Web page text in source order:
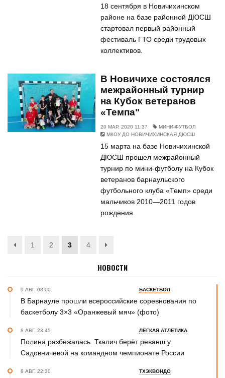
18 сентября в Новичихинском
районе на базе районной ДЮСШ
стартовал первый районный
фестиваль ГТО среди трудовых
коллективов.
В Новичихе состоялся
межрайонный турнир
на Кубок ветеранов
«Темпа"
20 МАР. 2020 11:37
МИНИ-ФУТБОЛ
МКОУ ДО НОВИЧИХИНСКАЯ ДЮСШ
15 марта на базе Новичихинской
ДЮСШ прошел межрайонный
турнир по мини-футболу на Кубок
ветеранов барнаульского
футбольного клуба «Темп» среди
мальчиков 2010—2011 годов
рождения.
1 2 3 4
НОВОСТИ
9 АВГ. 08:00 БАСКЕТБОЛ
В Барнауле прошли всероссийские соревнования по
баскетболу 3×3 «Оранжевый мяч» (фото)
8 АВГ. 23:45 ЛЁГКАЯ АТЛЕТИКА
Полина разбежалась. Ткалич берёт реванш у
Садовничевой на командном чемпионате России
8 АВГ. 22:30 ТХЭКВОНДО